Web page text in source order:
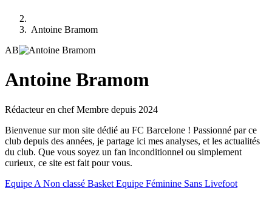
Antoine Bramom
AB
Antoine Bramom
Rédacteur en chef Membre depuis 2024
Bienvenue sur mon site dédié au FC Barcelone ! Passionné par ce
club depuis des années, je partage ici mes analyses, et les actualités
du club. Que vous soyez un fan inconditionnel ou simplement
curieux, ce site est fait pour vous.
Equipe A Non classé Basket Equipe Féminine Sans Livefoot